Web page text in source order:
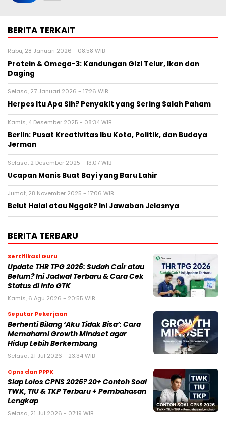
BERITA TERKAIT
Rabu, 28 Januari 2026 - 08:58 WIB
Protein & Omega-3: Kandungan Gizi Telur, Ikan dan
Daging
Selasa, 27 Januari 2026 - 17:26 WIB
Herpes Itu Apa Sih? Penyakit yang Sering Salah Paham
Kamis, 4 Desember 2025 - 08:34 WIB
Berlin: Pusat Kreativitas Ibu Kota, Politik, dan Budaya
Jerman
Selasa, 2 Desember 2025 - 13:07 WIB
Ucapan Manis Buat Bayi yang Baru Lahir
Jumat, 28 November 2025 - 17:06 WIB
Belut Halal atau Nggak? Ini Jawaban Jelasnya
BERITA TERBARU
Sertifikasi Guru
Update THR TPG 2026: Sudah Cair atau
Belum? Ini Jadwal Terbaru & Cara Cek
Status di Info GTK
Kamis, 6 Agu 2026 - 20:55 WIB
Seputar Pekerjaan
Berhenti Bilang ‘Aku Tidak Bisa’: Cara
Memahami Growth Mindset agar
Hidup Lebih Berkembang
Selasa, 21 Jul 2026 - 23:34 WIB
Cpns dan PPPK
Siap Lolos CPNS 2026? 20+ Contoh Soal
TWK, TIU & TKP Terbaru + Pembahasan
Lengkap
Selasa, 21 Jul 2026 - 07:19 WIB